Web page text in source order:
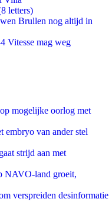
letters)
Brullen nog altijd in
Vitesse mag weg
mogelijke oorlog met
van ander stel
strijd aan met
NAVO-land groeit,
verspreiden desinformatie